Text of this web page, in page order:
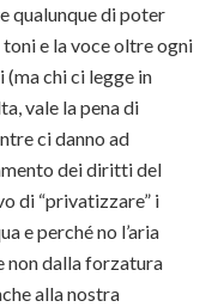
qualunque di poter
toni e la voce oltre ogni
chi ci legge in
vale la pena di
ci danno ad
dei diritti del
di “privatizzare” i
e perché no l’aria
non dalla forzatura
alla nostra